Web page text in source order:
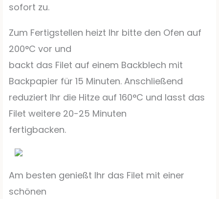
sofort zu.
Zum Fertigstellen heizt Ihr bitte den Ofen auf
200°C vor und
backt das Filet auf einem Backblech mit
Backpapier für 15 Minuten. Anschließend
reduziert Ihr die Hitze auf 160°C und lasst das
Filet weitere 20-25 Minuten
fertigbacken.
Am besten genießt Ihr das Filet mit einer
schönen